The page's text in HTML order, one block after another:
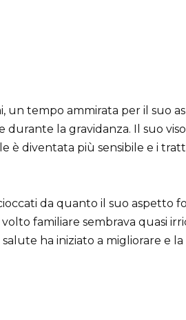
un tempo ammirata per il suo
durante la gravidanza. Il suo
è diventata più sensibile e i
da quanto il suo aspetto
familiare sembrava quasi
ha iniziato a migliorare e